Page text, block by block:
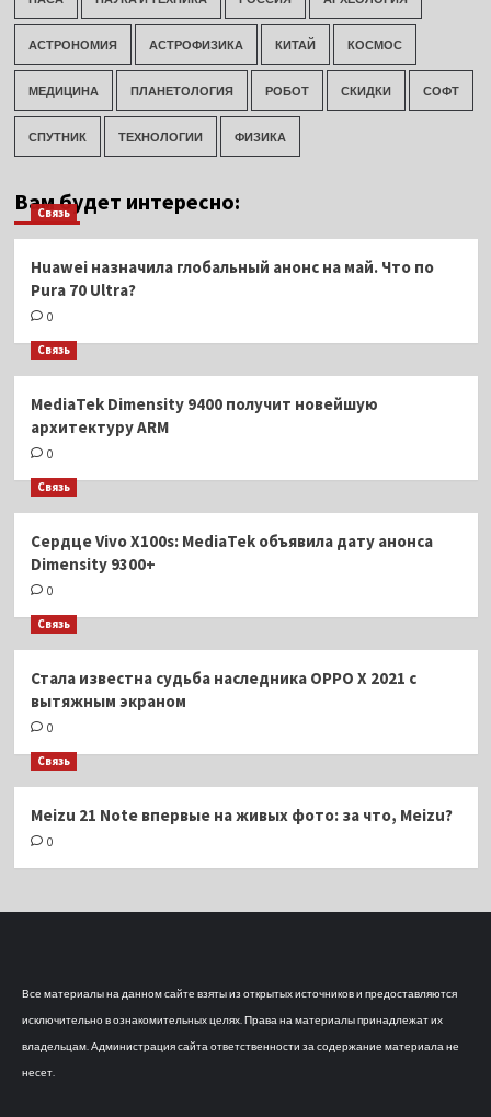
АСТРОНОМИЯ АСТРОФИЗИКА КИТАЙ КОСМОС
МЕДИЦИНА ПЛАНЕТОЛОГИЯ РОБОТ СКИДКИ СОФТ
СПУТНИК ТЕХНОЛОГИИ ФИЗИКА
Вам будет интересно:
Связь
Huawei назначила глобальный анонс на май. Что по
Pura 70 Ultra?
0
Связь
MediaTek Dimensity 9400 получит новейшую
архитектуру ARM
0
Связь
Сердце Vivo X100s: MediaTek объявила дату анонса
Dimensity 9300+
0
Связь
Стала известна судьба наследника OPPO X 2021 с
вытяжным экраном
0
Связь
Meizu 21 Note впервые на живых фото: за что, Meizu?
0
Все материалы на данном сайте взяты из открытых источников и предоставляются
исключительно в ознакомительных целях. Права на материалы принадлежат их
владельцам. Администрация сайта ответственности за содержание материала не
несет.